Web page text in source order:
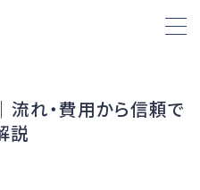
れ・費用から信頼で
説